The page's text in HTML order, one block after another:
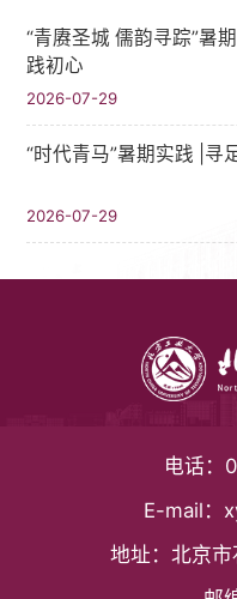
“青赓圣城 儒韵寻踪”暑
践初心
2026-07-29
“时代青马”暑期实践 |寻
2026-07-29
电话：
E-mail：
地址： 北京